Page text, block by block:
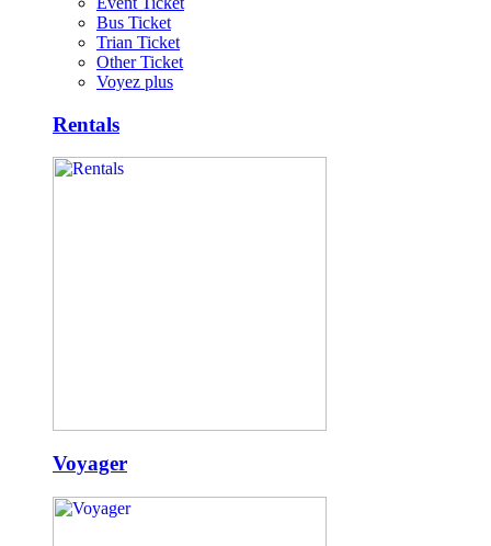
Bus Ticket
Trian Ticket
Other Ticket
Voyez plus
Rentals
Voyager